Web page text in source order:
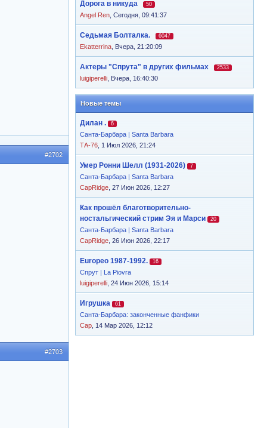
Дорога в никуда 50
Angel Ren Сегодня, 09:41:37
Седьмая Болталка. 6047
Ekatterrina Вчера, 21:20:09
Актеры "Спрута" в других фильмах 2533
luigiperelli Вчера, 16:40:30
Новые темы
Дилан . 6
Санта-Барбара | Santa Barbara
ТА-76 , 1 Июл 2026, 21:24
Умер Ронни Шелл (1931-2026) 7
Санта-Барбара | Santa Barbara
CapRidge , 27 Июн 2026, 12:27
Как прошёл благотворительно-
ностальгический стрим Эя и Марси
20
Санта-Барбара | Santa Barbara
CapRidge , 26 Июн 2026, 22:17
Europeo 1987-1992. 16
Спрут | La Piovra
luigiperelli , 24 Июн 2026, 15:14
Игрушка 61
Санта-Барбара: законченные фанфики
Cap , 14 Мар 2026, 12:12
#2702
#2703